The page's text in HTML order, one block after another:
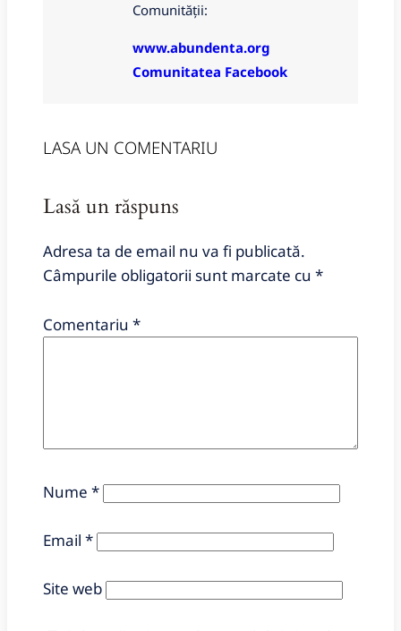
Comunității:
www.abundenta.org
Comunitatea Facebook
LASA UN COMENTARIU
Lasă un răspuns
Adresa ta de email nu va fi publicată.
Câmpurile obligatorii sunt marcate cu *
Comentariu *
Nume *
Email *
Site web